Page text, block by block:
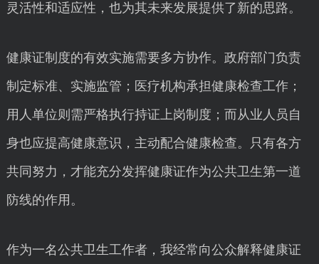
灵活性和适应性，也为其未来发展提供了新的思路。
健康证制度的有效实施需要多方协作。政府部门负责
制定标准、实施监管；医疗机构承担健康检查工作；
用人单位则需严格执行持证上岗制度；而从业人员自
身也应提高健康意识，主动配合健康检查。只有各方
共同努力，才能充分发挥健康证作为公共卫生第一道
防线的作用。
作为一名公共卫生工作者，我经常向公众解释健康证